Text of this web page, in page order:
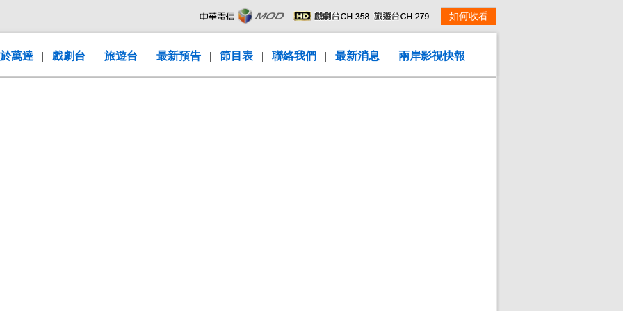
如何收看
萬達 | 戲劇台 | 旅遊台 | 最新預告 | 節目表 | 聯絡我們 | 最新消息 | 兩岸影視快報